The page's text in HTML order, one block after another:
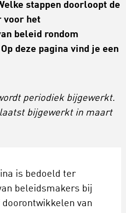
stappen doorloopt de
voor het
beleid rondom
deze pagina vind je een
periodiek bijgewerkt.
bijgewerkt in maart
is bedoeld ter
beleidsmakers bij
van